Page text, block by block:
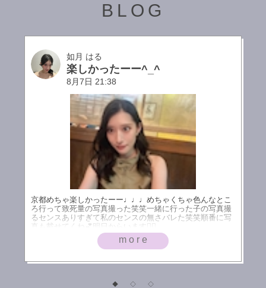
BLOG
如月 はる
楽しかったーー︎^_^
8月7日 21:38
京都めちゃ楽しかったーー♩♩♩めちゃくちゃ色んなとこ
ろ行って致死量の写真撮った笑笑一緒に行った子の写真撮
るセンスありすぎて私のセンスの無さバレた笑笑順番に写
真も載せてくね💕︎明日からいます🙋‍♀️
more
◆ ◇ ◇